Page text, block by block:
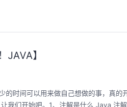
JAVA】
时间可以用来做自己想做的事，真的
我们开始吧。1、注解是什么 Java 注